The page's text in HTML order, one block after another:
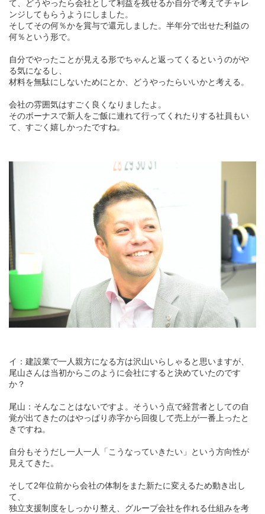
て、どうやったら会社として利益を残せるか自分で考えてチャレ
ンジしてもらうようにしました。
そしてその何％かを賞与で還元しました。半年分で出せた利益の
何％という形で。
自分でやったことが見える形でちゃんと返ってくるというのがや
る気になるし、
材料を無駄にしないためにとか、どうやったらいいかと考える。
会社の雰囲気はすごく良くなりましたよ。
そのボーナスで新人をご飯に連れて行ってくれたりする社員もい
て、すごく嬉しかったですね。
イ：建設業で一人親方になる方は沢山いらしゃると思いますが、
尾山さんは当初からこのように会社にすると決めていたのです
か？
尾山：そんなことはないですよ。そういう点で経営者としての自
覚が出てきたのはやっぱり赤字から回復して売上が一番上ったと
きですね。
自分もそうだし一人一人「こうなっていきたい」という方向性が
見えてきた。
そして2年位前から会社の体制をまた新たに変えるため動き出し
て、
独立支援制度をしっかり整え、グループ会社を作れる仕組みを考